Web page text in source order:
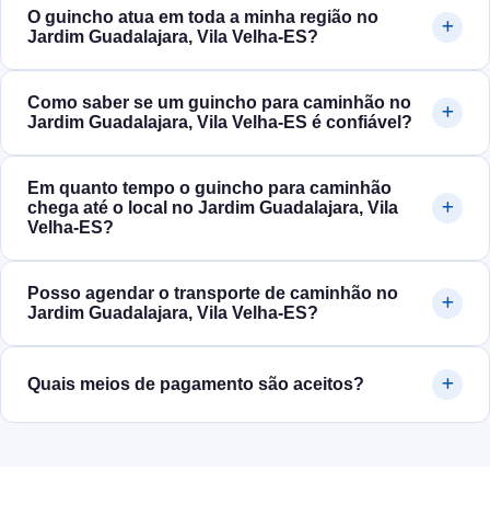
O guincho atua em toda a minha região no
Jardim Guadalajara, Vila Velha‑ES?
Como saber se um guincho para caminhão no
Jardim Guadalajara, Vila Velha‑ES é confiável?
Em quanto tempo o guincho para caminhão
chega até o local no Jardim Guadalajara, Vila
Velha‑ES?
Posso agendar o transporte de caminhão no
Jardim Guadalajara, Vila Velha‑ES?
Quais meios de pagamento são aceitos?